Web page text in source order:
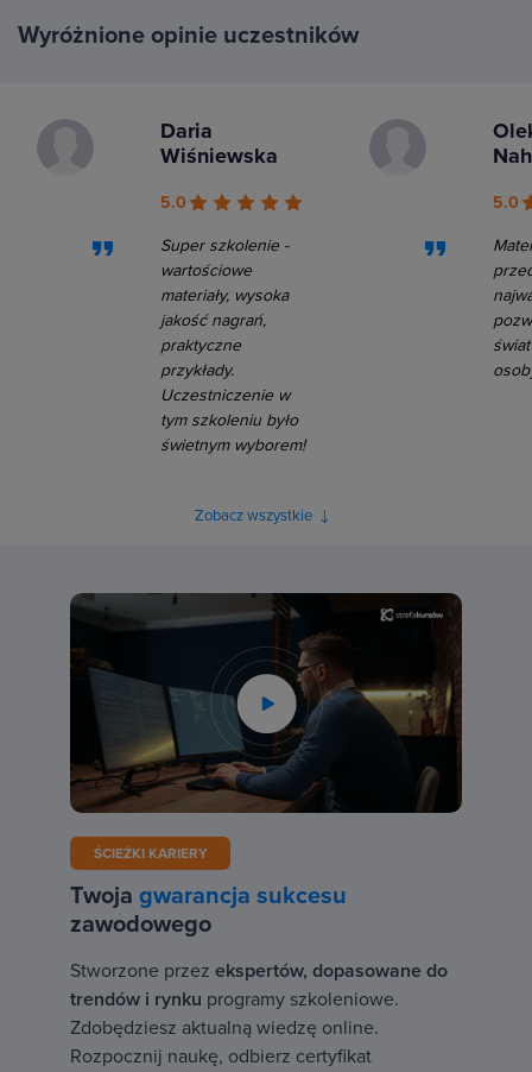
Wyróżnione opinie uczestników
Daria
Wiśniewska
5.0
Super szkolenie -
wartościowe
materiały, wysoka
jakość nagrań,
praktyczne
przykłady.
Uczestniczenie w
tym szkoleniu było
świetnym wyborem!
5.0
Zobacz wszystkie
ŚCIEŻKI KARIERY
Twoja gwarancja sukcesu
zawodowego
Stworzone przez ekspertów, dopasowane do
trendów i rynku programy szkoleniowe.
Zdobędziesz aktualną wiedzę online.
Rozpocznij naukę, odbierz certyfikat